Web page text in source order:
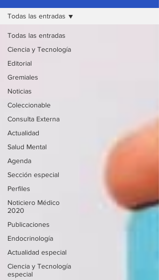
Todas las entradas
Ciencia y Tecnología
Editorial
Gremiales
Noticias
Coleccionable
Consulta Externa
Actualidad
Salud Mental
Agenda
Sección especial
Perfiles
Noticiero Médico
2020
Publicaciones
Endocrinología
Actualidad especial
Ciencia y Tecnología
especial
Todas las entradas